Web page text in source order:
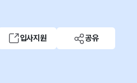
입사지원 공유